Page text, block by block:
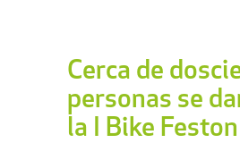
Cerca de
personas se
la I Bike Feston